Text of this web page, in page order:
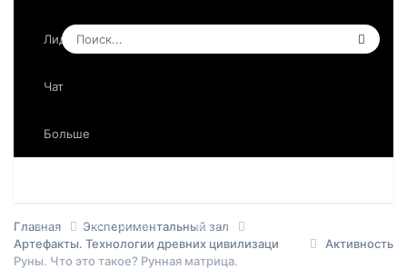
Пользователи онлайн Лидеры
Лидеры
Чат
Больше
Активность
Главная
Экспериментальный зал
Артефакты. Технологии древних цивилизаций
Руны. Что это такое? Рунная матрица.